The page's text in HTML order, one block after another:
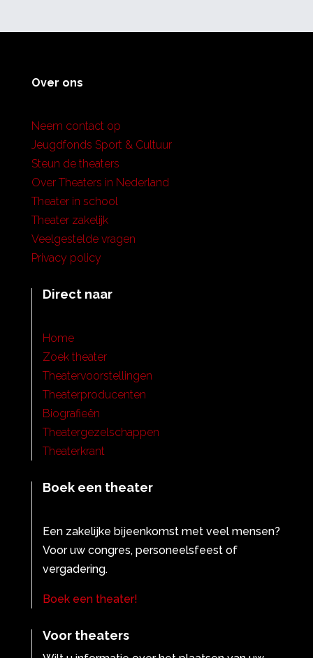
Over ons
Neem contact op
Jeugdfonds Sport & Cultuur
Steun de theaters
Over Theaters in Nederland
Theater in school
Theater zakelijk
Veelgestelde vragen
Privacy policy
Direct naar
Home
Zoek theater
Theatervoorstellingen
Theaterproducenten
Biografieën
Theatergezelschappen
Theaterkrant
Boek een theater
Een zakelijke bijeenkomst met veel mensen?
Voor uw congres, personeelsfeest of
vergadering.
Boek een theater!
Voor theaters